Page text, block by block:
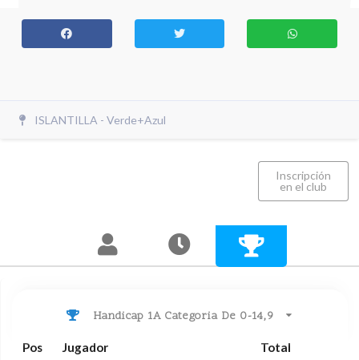
ISLANTILLA - Verde+Azul
Inscripción
en el club
Handicap 1A Categoria De 0-14,9
Pos Jugador Total